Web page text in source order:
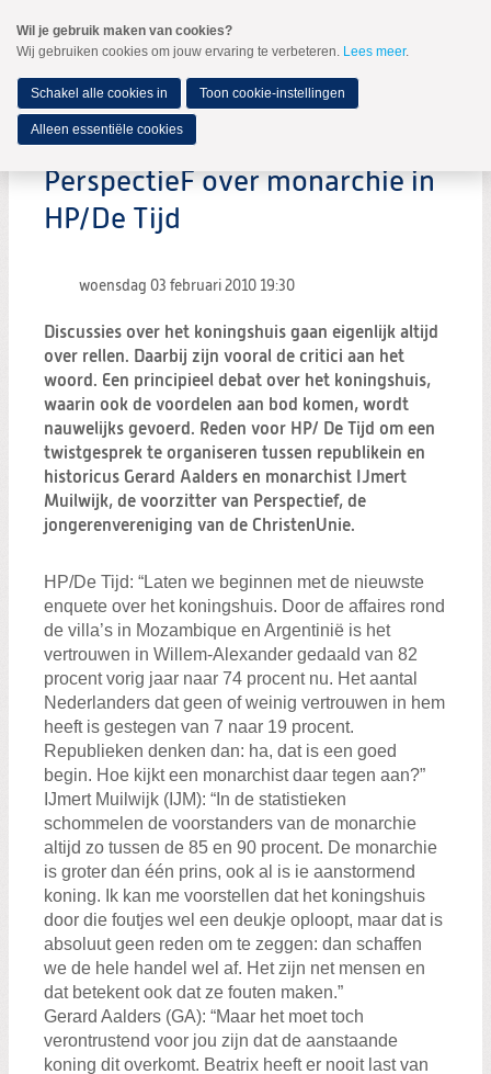
naar
Spring
de
inhoud
Spring
naar
hoofdmenu
MENU
Zoeken:
Zoeken
PerspectieF over monarchie in
HP/De Tijd
woensdag 03 februari 2010 19:30
Discussies over het koningshuis gaan eigenlijk altijd
over rellen. Daarbij zijn vooral de critici aan het
woord. Een principieel debat over het koningshuis,
waarin ook de voordelen aan bod komen, wordt
nauwelijks gevoerd. Reden voor HP/ De Tijd om een
twistgesprek te organiseren tussen republikein en
historicus Gerard Aalders en monarchist IJmert
Muilwijk, de voorzitter van Perspectief, de
jongerenvereniging van de ChristenUnie.
HP/De Tijd: “Laten we beginnen met de nieuwste
enquete over het koningshuis. Door de affaires rond
de villa’s in Mozambique en Argentinië is het
vertrouwen in Willem-Alexander gedaald van 82
procent vorig jaar naar 74 procent nu. Het aantal
Nederlanders dat geen of weinig vertrouwen in hem
heeft is gestegen van 7 naar 19 procent.
Republieken denken dan: ha, dat is een goed
begin. Hoe kijkt een monarchist daar tegen aan?”
IJmert Muilwijk (IJM): “In de statistieken
schommelen de voorstanders van de monarchie
altijd zo tussen de 85 en 90 procent. De monarchie
is groter dan één prins, ook al is ie aanstormend
koning. Ik kan me voorstellen dat het koningshuis
door die foutjes wel een deukje oploopt, maar dat is
absoluut geen reden om te zeggen: dan schaffen
we de hele handel wel af. Het zijn net mensen en
dat betekent ook dat ze fouten maken.”
Gerard Aalders (GA): “Maar het moet toch
verontrustend voor jou zijn dat de aanstaande
koning dit overkomt. Beatrix heeft er nooit last van
Wil je gebruik maken van cookies?
Wij gebruiken cookies om jouw ervaring te verbeteren. Lees meer.
Schakel alle cookies in Toon cookie-instellingen
Alleen essentiële cookies